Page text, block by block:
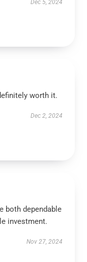
Dec 5, 2024
worth it.
Dec 2, 2024
both dependable
investment.
Nov 27, 2024